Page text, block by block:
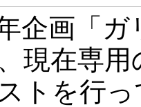
企画「
現在専
トを行